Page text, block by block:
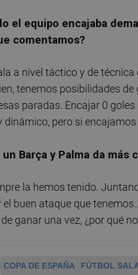
el equipo encajaba
comentamos?
a nivel táctico y de
tenemos posibilidades
paradas. Encajar 0
dinámico, pero si
un Barça y Palma da
la hemos tenido.
el buen ataque que
ganar una vez, ¿por qué
COPA DE ESPAÑA FÚTBOL